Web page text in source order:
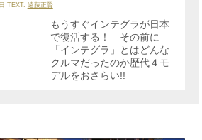
TEXT: 遠藤正賢
もうすぐインテグラが日本
で復活する！ その前に
「インテグラ」とはどんな
クルマだったのか歴代４モ
デルをおさらい!!